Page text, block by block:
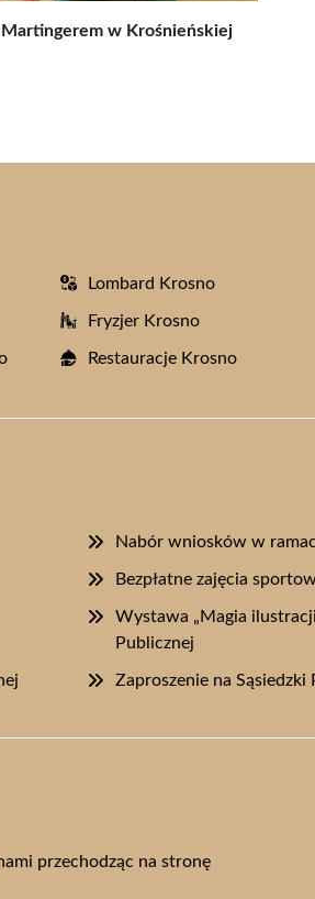
w Krośnieńskiej
Lombard Krosno
Fryzjer Krosno
Restauracje Krosno
Nabór wniosków w
Bezpłatne zajęcia
Wystawa „Magia
Publicznej
Zaproszenie na
przechodząc na stronę